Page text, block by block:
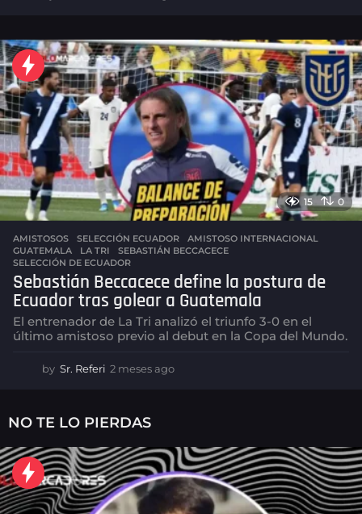
s
e
s
a
g
o
15 0
AMISTOSOS ,SELECCIÓN ECUADOR AMISTOSO INTERNACIONAL
GUATEMALA
,LA TRI ,SEBASTIÁN BECCACECE
SELECCIÓN DE ECUADOR
Sebastián Beccacece define la postura de
Ecuador tras golear a Guatemala
El entrenador de La Tri analizó el triunfo 3-0 en el
último amistoso previo al debut en la Copa del Mundo.
by Sr. Referi 2 meses ago
s
a
g
o
NO TE LO PIERDAS